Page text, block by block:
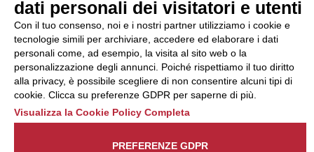
Monitoraggio utilizzando
una delle modalità
descritte al seguente
indirizzo web
https://odm-
agenzielavoro.it/reclami/.
dati personali dei visitatori e utenti
Con il tuo consenso, noi e i nostri partner utilizziamo i cookie e
tecnologie simili per archiviare, accedere ed elaborare i dati
personali come, ad esempio, la visita al sito web o la
personalizzazione degli annunci. Poiché rispettiamo il tuo diritto
alla privacy, è possibile scegliere di non consentire alcuni tipi di
cookie. Clicca su preferenze GDPR per saperne di più.
Visualizza la Cookie Policy Completa
PREFERENZE GDPR